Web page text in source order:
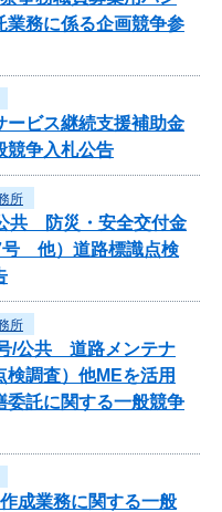
業務に係る企画競争参
ービス継続支援補助金
競争入札公告
所
共 防災・安全交付金
号 他）道路標識点検
所
/公共 道路メンテナ
調査）他MEを活用
委託に関する一般競争
成業務に関する一般